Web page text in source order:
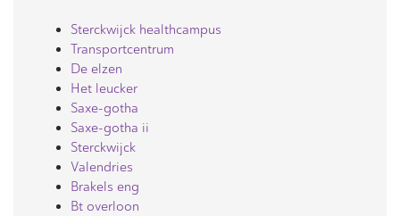
Sterckwijck healthcampus
Transportcentrum
De elzen
Het leucker
Saxe-gotha
Saxe-gotha ii
Sterckwijck
Valendries
Brakels eng
Bt overloon